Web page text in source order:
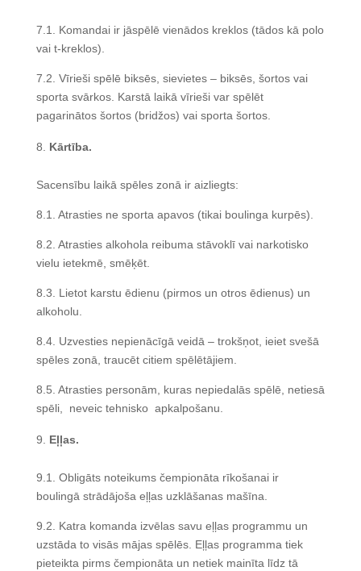
7.1. Komandai ir jāspēlē vienādos kreklos (tādos kā polo
vai t-kreklos).
7.2. Vīrieši spēlē biksēs, sievietes – biksēs, šortos vai
sporta svārkos. Karstā laikā vīrieši var spēlēt
pagarinātos šortos (bridžos) vai sporta šortos.
Kārtība.
Sacensību laikā spēles zonā ir aizliegts:
8.1. Atrasties ne sporta apavos (tikai boulinga kurpēs).
8.2. Atrasties alkohola reibuma stāvoklī vai narkotisko
vielu ietekmē, smēķēt.
8.3. Lietot karstu ēdienu (pirmos un otros ēdienus) un
alkoholu.
8.4. Uzvesties nepienācīgā veidā – trokšņot, ieiet svešā
spēles zonā, traucēt citiem spēlētājiem.
8.5. Atrasties personām, kuras nepiedalās spēlē, netiesā
spēli, neveic tehnisko apkalpošanu.
Eļļas.
9.1. Obligāts noteikums čempionāta rīkošanai ir
boulingā strādājoša eļļas uzklāšanas mašīna.
9.2. Katra komanda izvēlas savu eļļas programmu un
uzstāda to visās mājas spēlēs. Eļļas programma tiek
pieteikta pirms čempionāta un netiek mainīta līdz tā